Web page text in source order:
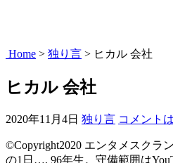
Home > 独り言 > ヒカル 会社
ヒカル 会社
2020年11月4日 独り言 コメント
©Copyright2020 エンタメスクラ
の1日…, 96年生。守備範囲は